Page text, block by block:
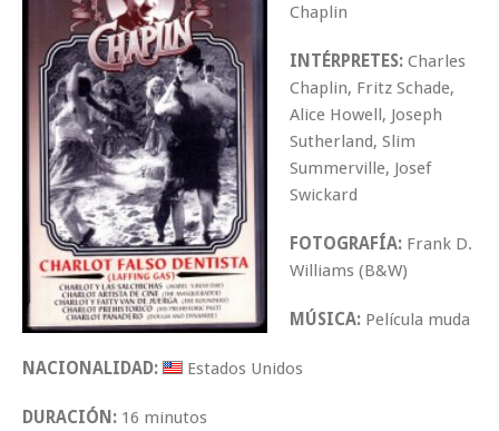
Chaplin
INTÉRPRETES: Charles
Chaplin, Fritz Schade,
Alice Howell, Joseph
Sutherland, Slim
Summerville, Josef
Swickard
FOTOGRAFÍA: Frank D.
Williams (B&W)
MÚSICA: Película muda
NACIONALIDAD: Estados Unidos
DURACIÓN: 16 minutos